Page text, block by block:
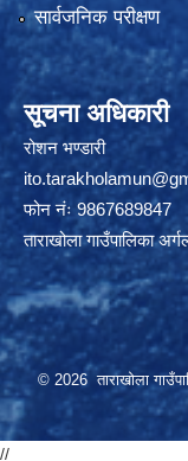
सार्वजनिक परीक्षण
सूचना अधिकारी
रोशन भण्डारी
फोन नंः 9867689847
ताराखोला गाउँपालिका
© 2026 ताराखोला
//